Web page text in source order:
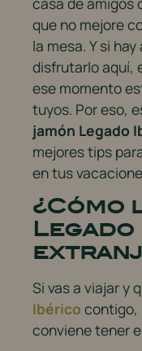
que no mejore
la mesa. Y si
disfrutarlo aquí,
ese momento
tuyos. Por eso,
jamón Legado
mejores tips
en tus
¿Cómo
Si vas a viajar y
Ibérico contigo,
conviene tener